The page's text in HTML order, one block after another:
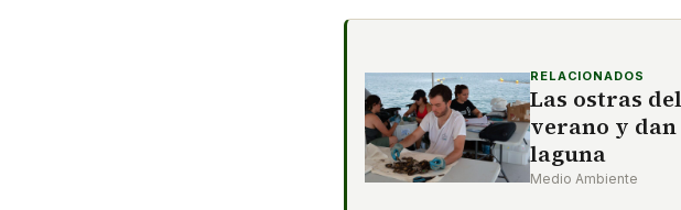
RELACIONADOS
Las ostras
verano y
laguna
Medio Ambiente